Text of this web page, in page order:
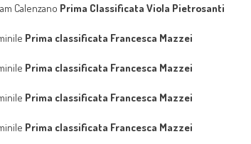
Calenzano Prima Classificata Viola Pietrosanti
Prima classificata Francesca Mazzei
Prima classificata Francesca Mazzei
Prima classificata Francesca Mazzei
Prima classificata Francesca Mazzei